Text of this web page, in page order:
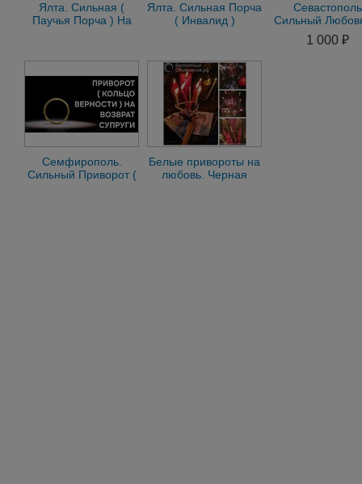
Ялта. Сильная (
Паучья Порча ) На
Ялта. Сильная Порча
( Инвалид )
Севастополь
Сильный
Приворот на
Мужчину на
1 000 ₽
Семфирополь.
Сильный Приворот (
Белые привороты на
любовь. Черная